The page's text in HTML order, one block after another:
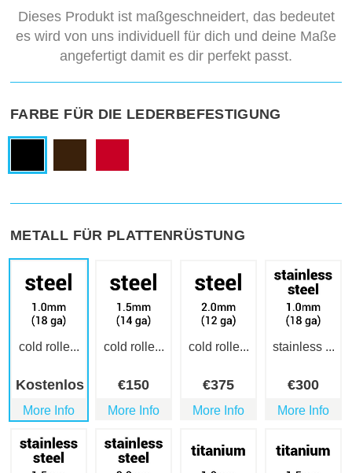
Dieses Produkt ist maßgeschneidert, das bedeutet
es wird von uns individuell für dich und deine Maße
angefertigt damit es dir perfekt passt.
FARBE FÜR DIE LEDERBEFESTIGUNG
METALL FÜR PLATTENRÜSTUNG
cold rolle...
Kostenlos
More Info
cold rolle...
€150
More Info
cold rolle...
€375
More Info
stainless ...
€300
More Info